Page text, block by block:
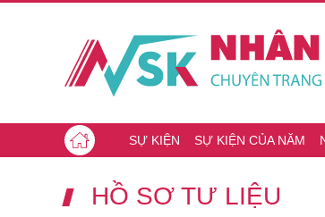
SỰ KIỆN SỰ KIỆN CỦA NĂM
HỒ SƠ TƯ LIỆU